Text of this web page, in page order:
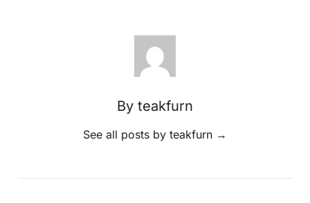
By teakfurn
See all posts by teakfurn →